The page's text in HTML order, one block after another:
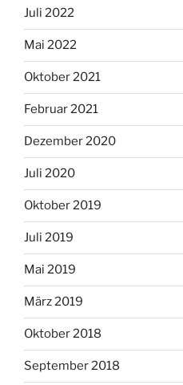
Juli 2022
Mai 2022
Oktober 2021
Februar 2021
Dezember 2020
Juli 2020
Oktober 2019
Juli 2019
Mai 2019
März 2019
Oktober 2018
September 2018